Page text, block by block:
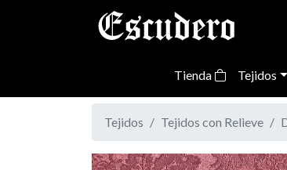
Tienda Tejidos
Tejidos Tejidos con Relieve